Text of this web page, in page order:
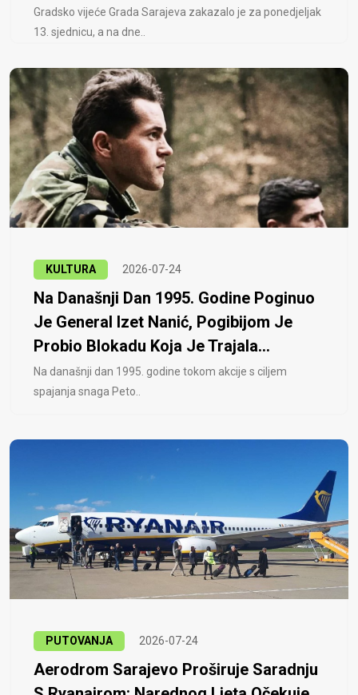
Gradsko vijeće Grada Sarajeva zakazalo je za ponedjeljak
13. sjednicu, a na dne..
KULTURA 2026-07-24
Na Današnji Dan 1995. Godine Poginuo
Je General Izet Nanić, Pogibijom Je
Probio Blokadu Koja Je Trajala...
Na današnji dan 1995. godine tokom akcije s ciljem
spajanja snaga Peto..
PUTOVANJA 2026-07-24
Aerodrom Sarajevo Proširuje Saradnju